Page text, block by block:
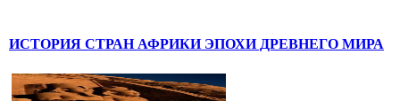
ИСТОРИЯ СТРАН АФРИКИ ЭПОХИ ДРЕВНЕГО МИРА